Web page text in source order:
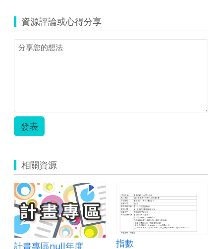
資源評論或心得分享
發表
相關資源
計畫專區null年度 指數